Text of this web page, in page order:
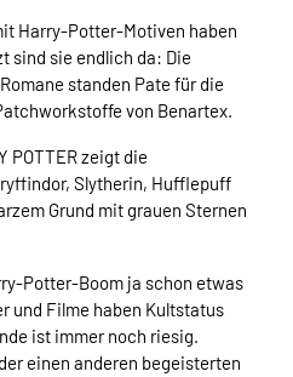
Harry-Potter-Motiven haben
sind sie endlich da: Die
standen Pate für die
von Benartex.
POTTER zeigt die
Slytherin, Hufflepuff
Grund mit grauen Sternen
Potter-Boom ja schon etwas
und Filme haben Kultstatus
ist immer noch riesig.
einen anderen begeisterten